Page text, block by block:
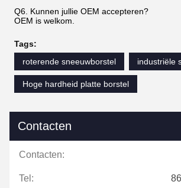
Q6. Kunnen jullie OEM accepteren?
OEM is welkom.
Tags:
roterende sneeuwborstel
industriële
Hoge hardheid platte borstel
Contacten
Contacten:
Tel: